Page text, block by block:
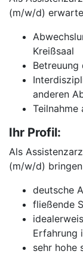
(m/w/d)
Kreißsaal
Betreuung
anderen
Teilnahme
Ihr Profil:
Als
(m/w/d)
deutsche
fließende
Erfahrung
sehr hohe